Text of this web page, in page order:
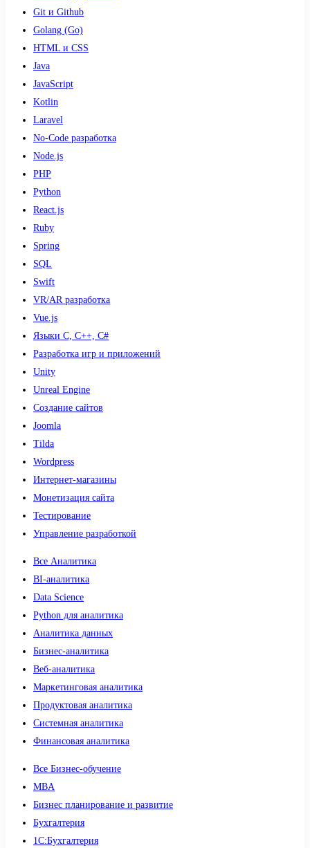
Git и Github
Golang (Go)
HTML и CSS
Java
JavaScript
Kotlin
Laravel
No-Code разработка
Node.js
PHP
Python
React.js
Ruby
Spring
SQL
Swift
VR/AR разработка
Vue.js
Языки С, С++, С#
Разработка игр и приложений
Unity
Unreal Engine
Создание сайтов
Joomla
Tilda
Wordpress
Интернет-магазины
Монетизация сайта
Тестирование
Управление разработкой
Все Аналитика
BI-аналитика
Data Science
Python для аналитика
Аналитика данных
Бизнес-аналитика
Веб-аналитика
Маркетинговая аналитика
Продуктовая аналитика
Системная аналитика
Финансовая аналитика
Все Бизнес-обучение
MBA
Бизнес планирование и развитие
Бухгалтерия
1C:Бухгалтерия